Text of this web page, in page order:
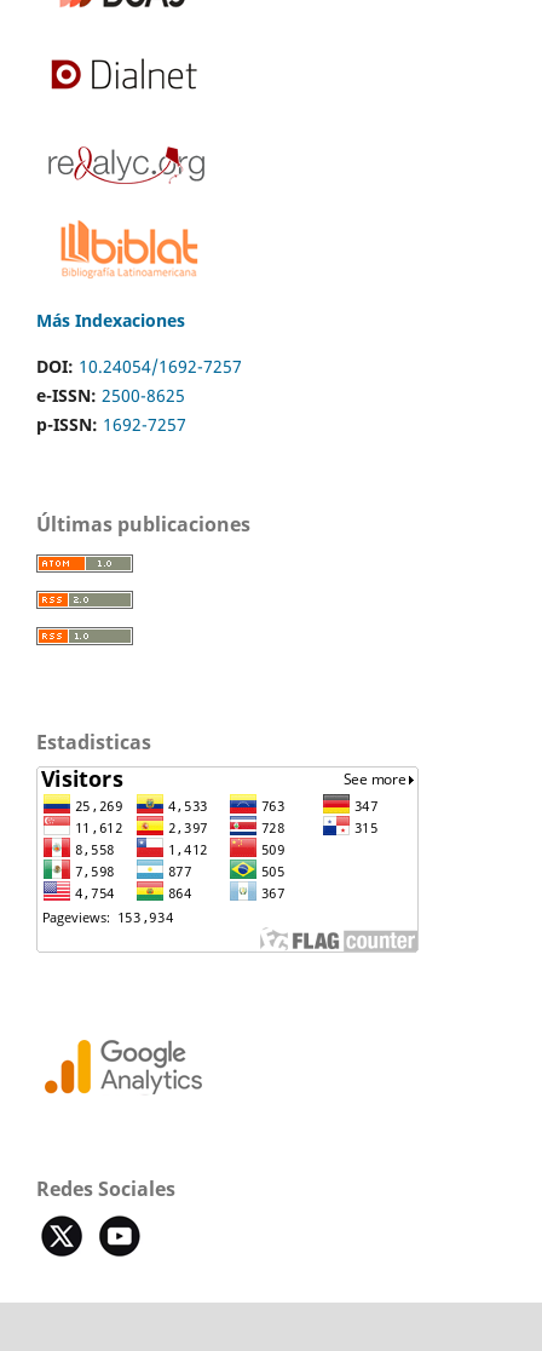
Más Indexaciones
DOI: 10.24054/1692-7257
e-ISSN: 2500-8625
p-ISSN: 1692-7257
Últimas publicaciones
Estadisticas
Redes Sociales